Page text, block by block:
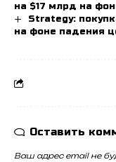
на $17 млрд на
Strategy:
на фоне падения
Оставить
Ваш адрес email не